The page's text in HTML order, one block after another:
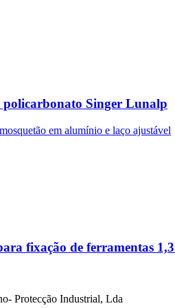
policarbonato Singer Lunalp
fixação de ferramentas
- Protecção Industrial, Lda